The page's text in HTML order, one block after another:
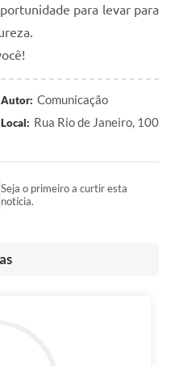
para levar para
Autor: Comunicação
Local: Rua Rio de Janeiro, 100
Seja o primeiro a curtir esta
notícia.